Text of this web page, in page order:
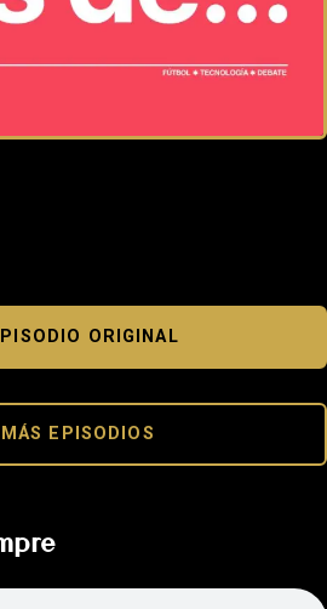
ORIGINAL
EPISODIOS